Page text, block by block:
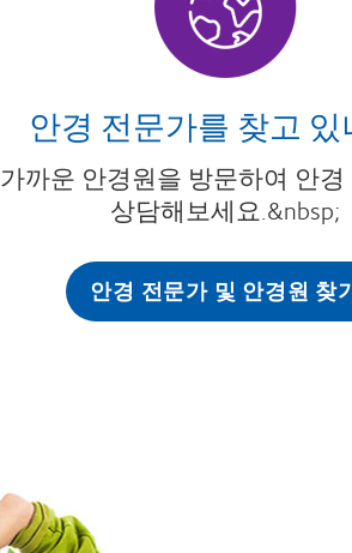
안경 전문가를 찾고 있
가까운 안경원을 방문하여 안
상담해보세요.&nbsp;
안경 전문가 및 안경원 찾